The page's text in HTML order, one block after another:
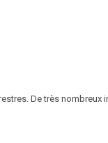
De très nombreux